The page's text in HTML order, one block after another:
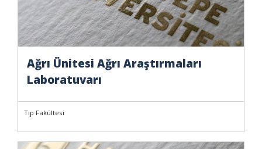
Ağrı Ünitesi Ağrı Araştırmaları
Laboratuvarı
Tıp Fakültesi